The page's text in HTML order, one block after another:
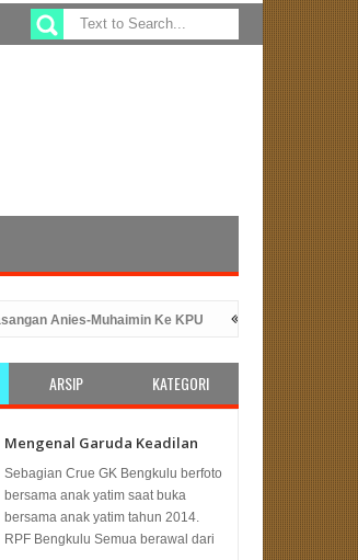
Anies-Muhaimin Ke KPU Sefty Yuslinah Wakil
PKS Bengkulu: Solusi
ARSIP KATEGORI
Mengenal Garuda Keadilan
Sebagian Crue GK Bengkulu berfoto
bersama anak yatim saat buka
bersama anak yatim tahun 2014.
RPF Bengkulu Semua berawal dari